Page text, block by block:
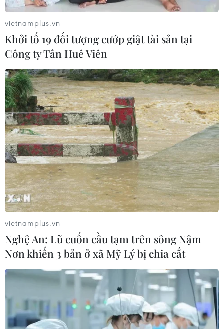
vietnamplus.vn
Khởi tố 19 đối tượng cướp giật tài sản tại
Công ty Tân Huê Viên
vietnamplus.vn
Nghệ An: Lũ cuốn cầu tạm trên sông Nậm
Nơn khiến 3 bản ở xã Mỹ Lý bị chia cắt